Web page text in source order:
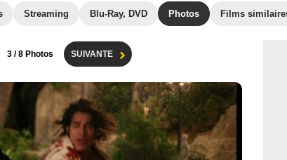
Streaming Blu-Ray, DVD Photos Films
3 / 8 Photos SUIVANTE